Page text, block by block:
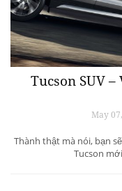
Tucson SUV
May
Thành thật mà nói, bạn
Tucson